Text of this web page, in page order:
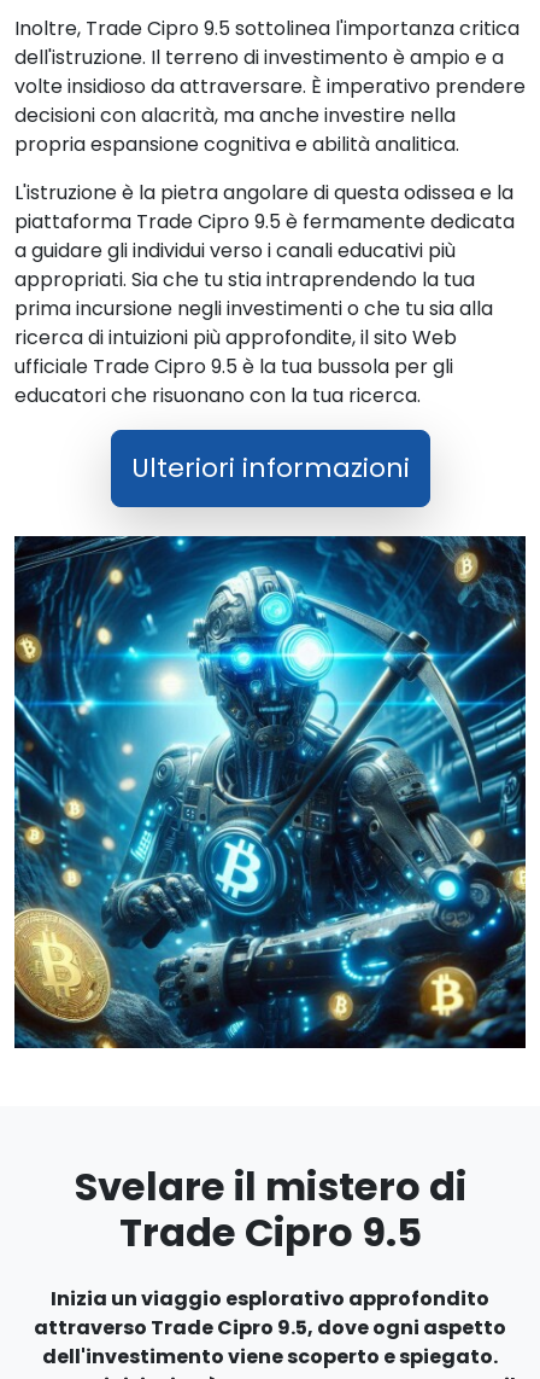
Inoltre, Trade Cipro 9.5 sottolinea l'importanza critica
dell'istruzione. Il terreno di investimento è ampio e a
volte insidioso da attraversare. È imperativo prendere
decisioni con alacrità, ma anche investire nella
propria espansione cognitiva e abilità analitica.
L'istruzione è la pietra angolare di questa odissea e la
piattaforma Trade Cipro 9.5 è fermamente dedicata
a guidare gli individui verso i canali educativi più
appropriati. Sia che tu stia intraprendendo la tua
prima incursione negli investimenti o che tu sia alla
ricerca di intuizioni più approfondite, il sito Web
ufficiale Trade Cipro 9.5 è la tua bussola per gli
educatori che risuonano con la tua ricerca.
Ulteriori informazioni
Svelare il mistero di
Trade Cipro 9.5
Inizia un viaggio esplorativo approfondito
attraverso Trade Cipro 9.5, dove ogni aspetto
dell'investimento viene scoperto e spiegato.